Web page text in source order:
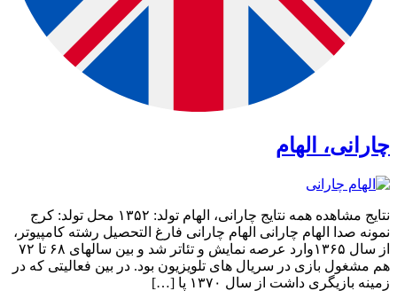
چارانی، الهام
نتایج مشاهده همه نتایج چارانی، الهام تولد: ۱۳۵۲ محل تولد: کرج
نمونه صدا الهام چارانی الهام چارانی فارغ التحصیل رشته کامپیوتر،
از سال ۱۳۶۵وارد عرصه نمایش و تئاتر شد و بین سالهای ۶۸ تا ۷۲
هم مشغول بازی در سریال های تلویزیون بود. در بین فعالیتی که در
زمینه بازیگری داشت از سال ۱۳۷۰ پا […]